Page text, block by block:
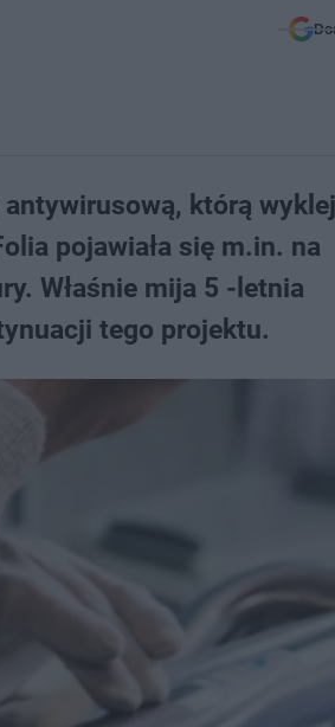
którą
pojawiała się m.in. na
Właśnie mija 5 -letnia
tego projektu.